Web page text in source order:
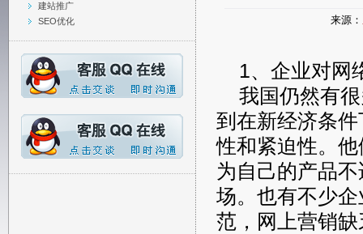
建站推广
SEO优化
来源：
1、企业对网
我国仍然有很
到在新经济条
性和紧迫性。
为自己的产品
场。也有不少
范，网上营销